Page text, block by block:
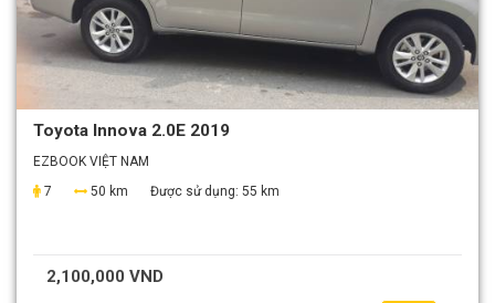
Toyota Innova 2.0E 2019
EZBOOK VIỆT NAM
7
50 km Được sử dụng: 55 km
2,100,000 VND